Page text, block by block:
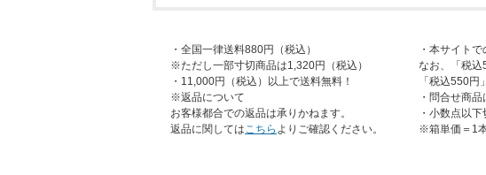
・全国一律送料880円（税込）
※ただし一部寸切商品は1,320円（税込）
・11,000円（税込）以上で送料無料！
※返品について
お客様都合での返品は承りかねます。
返品に関してはこちら よりご確認ください。
・本サイト
なお、「税込
「税込550円
・問合せ商
・小数点以下
※箱単価＝1